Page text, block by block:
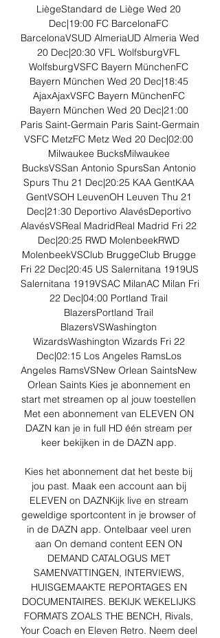
LiègeStandard de Liège Wed 20
Dec|19:00 FC BarcelonaFC
BarcelonaVSUD AlmeriaUD Almeria Wed
20 Dec|20:30 VFL WolfsburgVFL
WolfsburgVSFC Bayern MünchenFC
Bayern München Wed 20 Dec|18:45
AjaxAjaxVSFC Bayern MünchenFC
Bayern München Wed 20 Dec|21:00
Paris Saint-Germain Paris Saint-Germain
VSFC MetzFC Metz Wed 20 Dec|02:00
Milwaukee BucksMilwaukee
BucksVSSan Antonio SpursSan Antonio
Spurs Thu 21 Dec|20:25 KAA GentKAA
GentVSOH LeuvenOH Leuven Thu 21
Dec|21:30 Deportivo AlavésDeportivo
AlavésVSReal MadridReal Madrid Fri 22
Dec|20:25 RWD MolenbeekRWD
MolenbeekVSClub BruggeClub Brugge
Fri 22 Dec|20:45 US Salernitana 1919US
Salernitana 1919VSAC MilanAC Milan Fri
22 Dec|04:00 Portland Trail
BlazersPortland Trail
BlazersVSWashington
WizardsWashington Wizards Fri 22
Dec|02:15 Los Angeles RamsLos
Angeles RamsVSNew Orlean SaintsNew
Orlean Saints Kies je abonnement en
start met streamen op al jouw toestellen
Met een abonnement van ELEVEN ON
DAZN kan je in full HD één stream per
keer bekijken in de DAZN app.
Kies het abonnement dat het beste bij
jou past. Maak een account aan bij
ELEVEN on DAZNKijk live en stream
geweldige sportcontent in je browser of
in de DAZN app. Ontelbaar veel uren
aan On demand content EEN ON
DEMAND CATALOGUS MET
SAMENVATTINGEN, INTERVIEWS,
HUISGEMAAKTE REPORTAGES EN
DOCUMENTAIRES. BEKIJK WEKELIJKS
FORMATS ZOALS THE BENCH, Rivals,
Your Coach en Eleven Retro. Neem deel